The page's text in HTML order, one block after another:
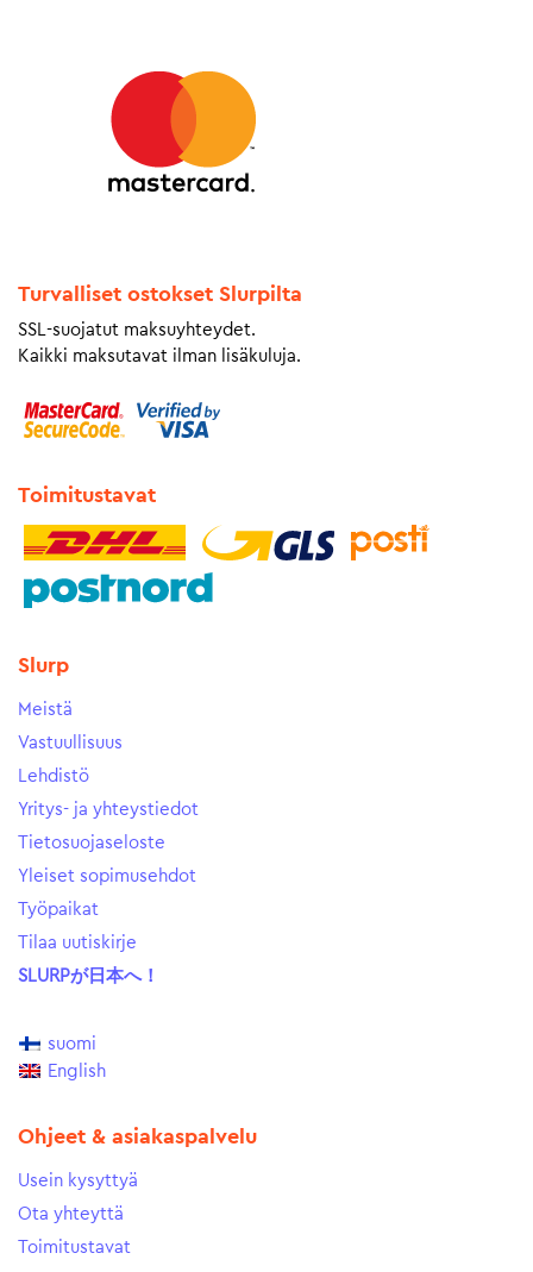
Turvalliset ostokset Slurpilta
SSL-suojatut maksuyhteydet.
Kaikki maksutavat ilman lisäkuluja.
Toimitustavat
Slurp
Meistä
Vastuullisuus
Lehdistö
Yritys- ja yhteystiedot
Tietosuojaseloste
Yleiset sopimusehdot
Työpaikat
Tilaa uutiskirje
SLURPが日本へ！
suomi
English
Ohjeet & asiakaspalvelu
Usein kysyttyä
Ota yhteyttä
Toimitustavat